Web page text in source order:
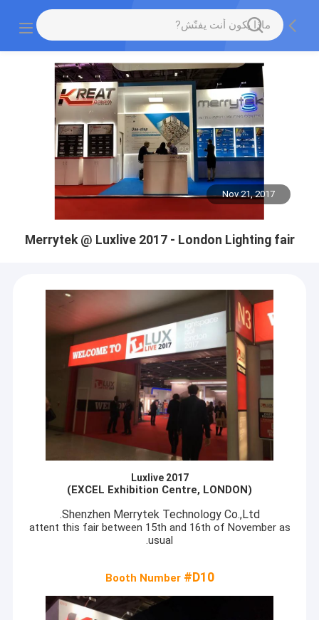
Nov 21, 2017
Merrytek @ Luxlive 2017 - London Lighting fair
Luxlive 2017
(EXCEL Exhibition Centre, LONDON)
Shenzhen Merrytek Technology Co.,Ltd.
attent this fair between 15th and 16th of November as
usual.
Booth Number #D10